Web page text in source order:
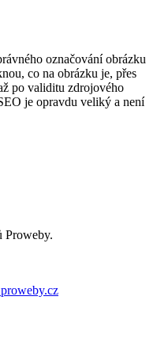
označování obrázku
co na obrázku je, přes
po validitu zdrojového
je opravdu veliký a není